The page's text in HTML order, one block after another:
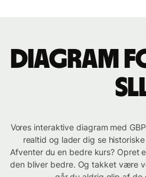
Diagram
Vores interaktive diagram med
realtid og lader dig se
Afventer du en bedre kurs? Opret
den bliver bedre. Og takket være